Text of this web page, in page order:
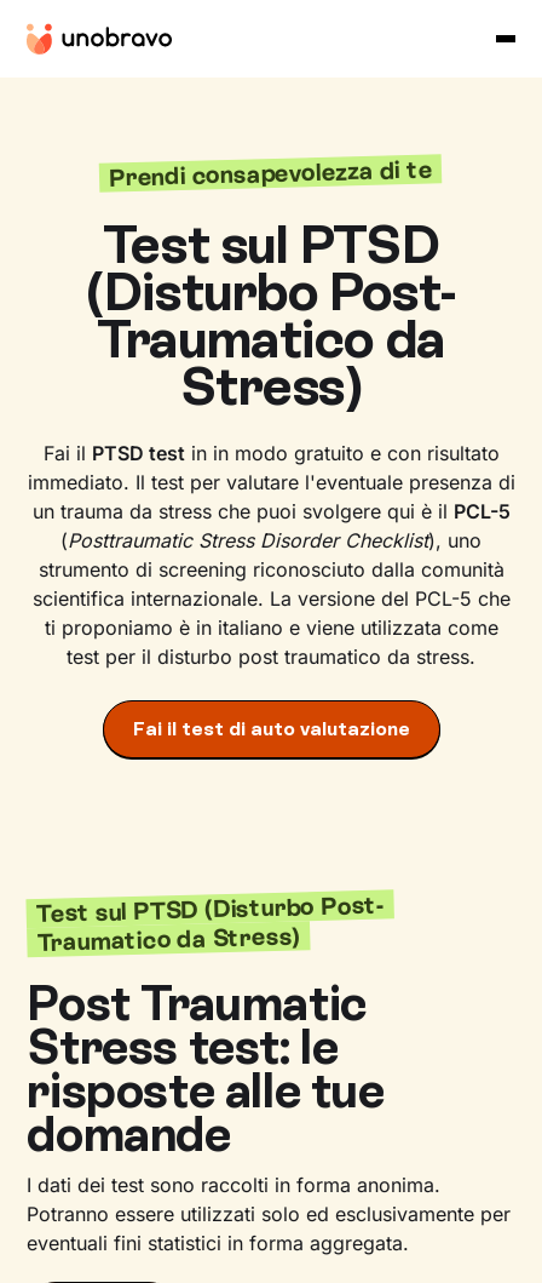
Prendi consapevolezza di te
Test sul PTSD
(Disturbo Post-
Traumatico da
Stress)
Fai il PTSD testin in modo gratuito e con risultato
immediato. Il test per valutare l'eventuale presenza di
un trauma da stress che puoi svolgere qui è il PCL-5
(Posttraumatic Stress Disorder Checklist), uno
strumento di screening riconosciuto dalla comunità
scientifica internazionale. La versione del PCL-5 che
ti proponiamo è in italiano e viene utilizzata come
test per il disturbo post traumatico da stress.
Fai il test di auto valutazione
Test sul PTSD (Disturbo Post-
Traumatico da Stress)
Post Traumatic
Stress test: le
risposte alle tue
domande
I dati dei test sono raccolti in forma anonima.
Potranno essere utilizzati solo ed esclusivamente per
eventuali fini statistici in forma aggregata.